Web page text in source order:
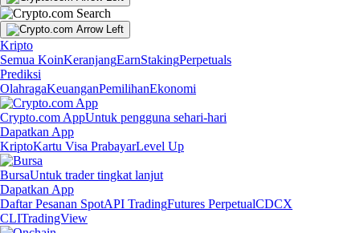
Kripto
Semua KoinKeranjangEarnStakingPerpetuals
Prediksi
OlahragaKeuanganPemilihanEkonomi
Crypto.com AppUntuk pengguna sehari-hari
Dapatkan App
KriptoKartu Visa PrabayarLevel Up
BursaUntuk trader tingkat lanjut
Dapatkan App
Daftar Pesanan SpotAPI TradingFutures PerpetualCDCX
CLITradingView